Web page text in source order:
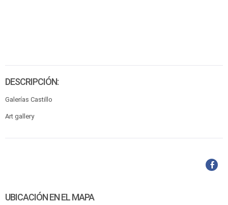
DESCRIPCIÓN:
Galerías Castillo
Art gallery
UBICACIÓN EN EL MAPA